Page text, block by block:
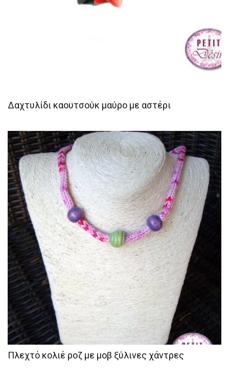
Δαχτυλίδι καουτσούκ μαύρο με αστέρι
Πλεχτό κολιέ ροζ με μοβ ξύλινες χάντρες